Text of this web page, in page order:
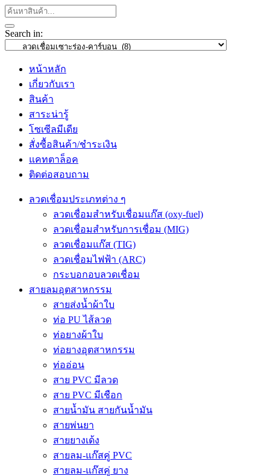
Search in:
หน้าหลัก
เกี่ยวกับเรา
สินค้า
สาระน่ารู้
โซเซีลมีเดีย
สั่งซื้อสินค้า/ชำระเงิน
แคทตาล็อค
ติดต่อสอบถาม
ลวดเชื่อมประเภทต่าง ๆ
ลวดเชื่อมสำหรับเชื่อมแก๊ส (oxy-fuel)
ลวดเชื่อมสำหรับการเชื่อม (MIG)
ลวดเชื่อมแก๊ส (TIG)
ลวดเชื่อมไฟฟ้า (ARC)
กระบอกอบลวดเชื่อม
สายลมอุตสาหกรรม
สายส่งน้ำผ้าใบ
ท่อ PU ไส้ลวด
ท่อยางผ้าใบ
ท่อยางอุตสาหกรรม
ท่ออ่อน
สาย PVC มีลวด
สาย PVC มีเชือก
สายน้ำมัน สายกันน้ำมัน
สายพ่นยา
สายยางเด้ง
สายลม-แก๊สคู่ PVC
สายลม-แก๊สคู่ ยาง